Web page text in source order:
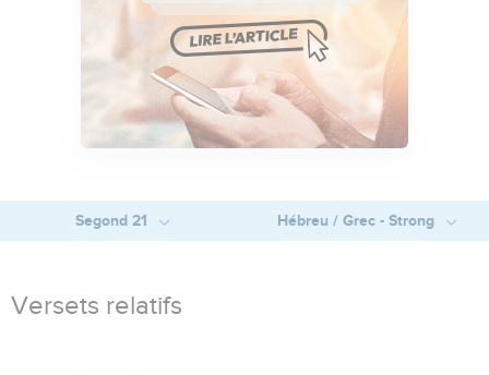
Segond 21 Hébreu / Grec - Strong
Versets relatifs